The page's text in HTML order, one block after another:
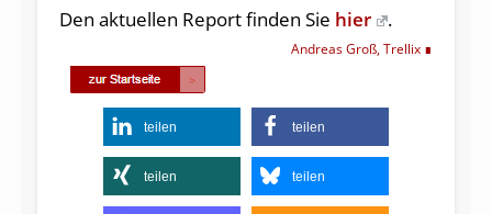
Den aktuellen Report finden Sie hier .
Andreas Groß, Trellix
teilen teilen
teilen teilen